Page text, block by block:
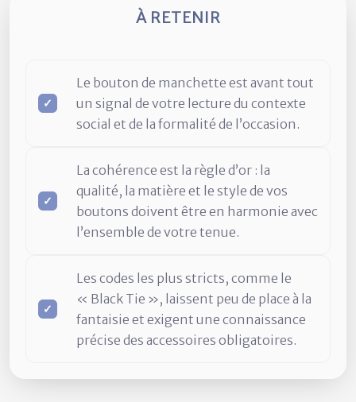
À RETENIR
Le bouton de manchette est avant tout
un signal de votre lecture du contexte
social et de la formalité de l’occasion.
La cohérence est la règle d’or : la
qualité, la matière et le style de vos
boutons doivent être en harmonie avec
l’ensemble de votre tenue.
Les codes les plus stricts, comme le
« Black Tie », laissent peu de place à la
fantaisie et exigent une connaissance
précise des accessoires obligatoires.